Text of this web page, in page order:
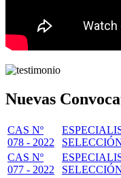
Nuevas
CAS Nº
078 - 2022
CAS Nº
077 - 2022